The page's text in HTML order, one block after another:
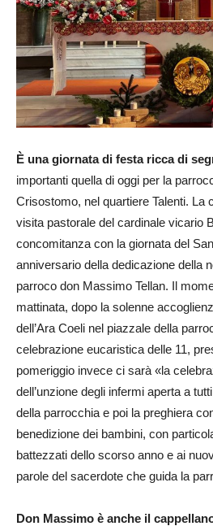
È una giornata di festa ricca di
importanti quella di oggi per la
Crisostomo, nel quartiere Talenti. La
visita pastorale del cardinale vicario
concomitanza con la giornata del
anniversario della dedicazione della
parroco don Massimo Tellan. Il
mattinata, dopo la solenne
dell’Ara Coeli nel piazzale della
celebrazione eucaristica delle 11,
pomeriggio invece ci sarà «la
dell’unzione degli infermi aperta a
della parrocchia e poi la preghiera
benedizione dei bambini, con
battezzati dello scorso anno e ai
parole del sacerdote che guida la
Don Massimo è anche il